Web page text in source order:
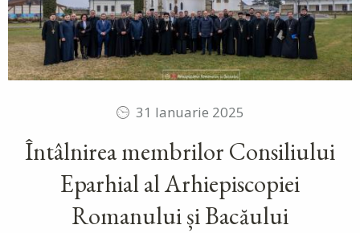
31 Ianuarie 2025
Întâlnirea membrilor Consiliului
Eparhial al Arhiepiscopiei
Romanului și Bacăului